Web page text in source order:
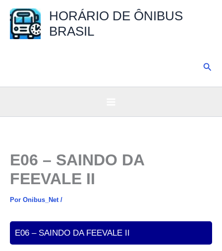
para
HORÁRIO DE ÔNIBUS
BRASIL
E06 – SAINDO DA
FEEVALE II
Por Onibus_Net /
E06 – SAINDO DA FEEVALE II